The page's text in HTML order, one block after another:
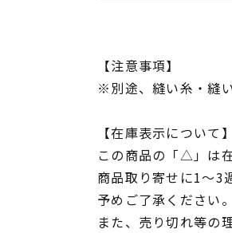
【注意事項】
※別途、縫い糸・縫
【在庫表示について】
この商品の「△」は
商品取り寄せに1～3
予めご了承ください。
また、売り切れ等の